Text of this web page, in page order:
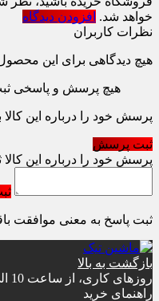
خواهد شد. افزودن دیدگاه
نظرات کاربران
هیچ دیدگاهی برای این
هیچ پرسش و پاسخی
پرسش خود را درباره این کالا
ثبت پرسش
پرسش خود را درباره این کالا
ثبت پاسخ به معنی موافقت
بازگشت به بالا
روزهای کاری، از ساعت 10 الی 17 پاسخگوی شما هستیم.
راهنمای خرید